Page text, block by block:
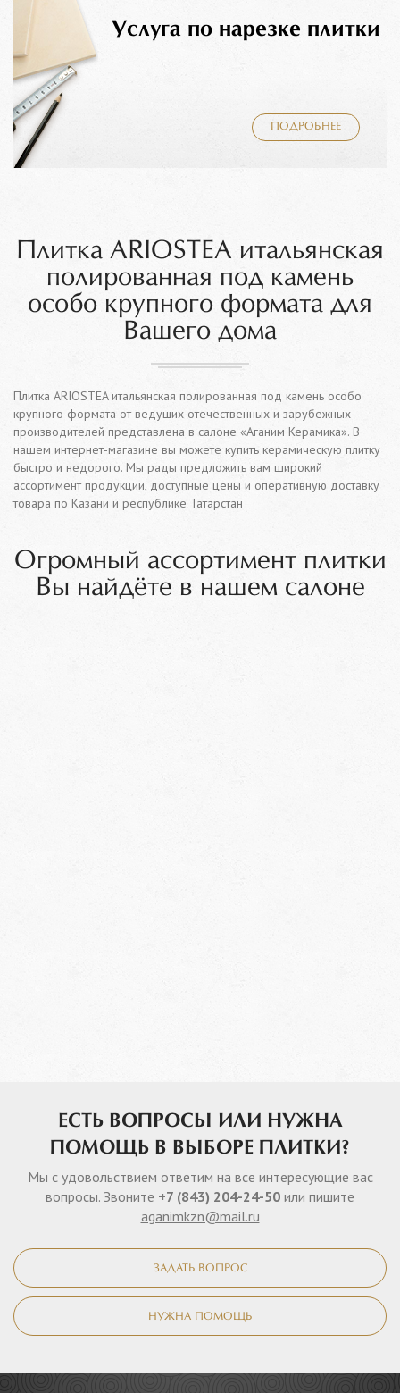
Услуга по нарезке плитки
ПОДРОБНЕЕ
Плитка ARIOSTEA итальянская
полированная под камень
особо крупного формата для
Вашего дома
Плитка ARIOSTEA итальянская полированная под камень особо
крупного формата от ведущих отечественных и зарубежных
производителей представлена в салоне «Аганим Керамика». В
нашем интернет-магазине вы можете купить керамическую плитку
быстро и недорого. Мы рады предложить вам широкий
ассортимент продукции, доступные цены и оперативную доставку
товара по Казани и республике Татарстан
Огромный ассортимент плитки
Вы найдёте в нашем салоне
ЕСТЬ ВОПРОСЫ ИЛИ НУЖНА
ПОМОЩЬ В ВЫБОРЕ ПЛИТКИ?
Мы с удовольствием ответим на все интересующие вас
вопросы. Звоните +7 (843) 204-24-50 или пишите
aganimkzn@mail.ru
ЗАДАТЬ ВОПРОС
НУЖНА ПОМОЩЬ